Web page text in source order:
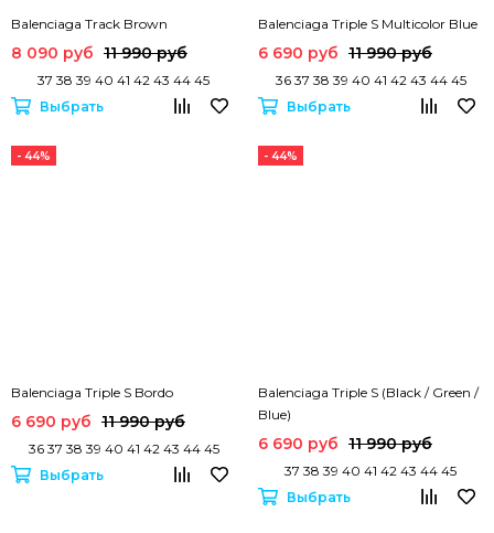
Balenciaga Track Brown
8 090 руб 11 990 руб
37 38 39 40 41 42 43 44 45
Выбрать
Balenciaga Triple S Multicolor Blue
6 690 руб 11 990 руб
36 37 38 39 40 41 42 43 44 45
Выбрать
- 44%
Balenciaga Triple S Bordo
6 690 руб 11 990 руб
36 37 38 39 40 41 42 43 44 45
Выбрать
- 44%
Balenciaga Triple S (Black / Green /
Blue)
6 690 руб 11 990 руб
37 38 39 40 41 42 43 44 45
Выбрать